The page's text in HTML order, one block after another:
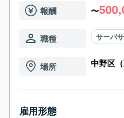
報酬 〜
職種 サーバ
場所 中野区（
雇用形態